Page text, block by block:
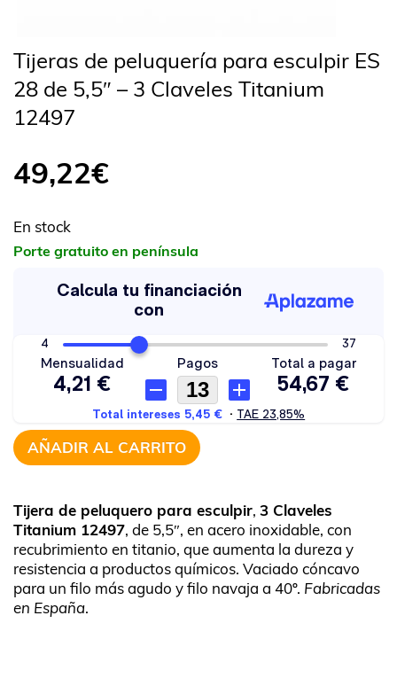
Tijeras de peluquería para esculpir ES
28 de 5,5″ – 3 Claveles Titanium
12497
49,22€
En stock
Porte gratuito en península
AÑADIR AL CARRITO
Tijera de peluquero para esculpir, 3 Claveles
Titanium 12497, de 5,5″, en acero inoxidable, con
recubrimiento en titanio, que aumenta la dureza y
resistencia a productos químicos. Vaciado cóncavo
para un filo más agudo y filo navaja a 40º. Fabricadas
en España.